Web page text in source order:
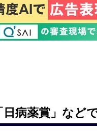
日病薬賞」など